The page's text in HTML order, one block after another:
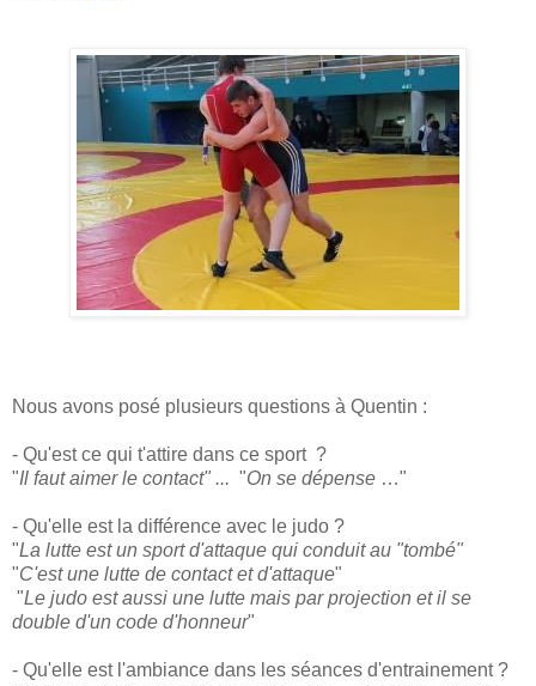
Nous avons posé plusieurs questions à Quentin :
- Qu'est ce qui t'attire dans ce sport ?
"Il faut aimer le contact" ... "On se dépense …"
- Qu'elle est la différence avec le judo ?
"La lutte est un sport d'attaque qui conduit au "tombé"
"C'est une lutte de contact et d'attaque"
"Le judo est aussi une lutte mais par projection et il se
double d'un code d'honneur"
- Qu'elle est l'ambiance dans les séances d'entrainement ?